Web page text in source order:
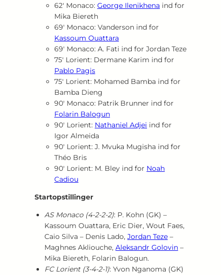
62′ Monaco: George Ilenikhena ind for
Mika Biereth
69′ Monaco: Vanderson ind for
Kassoum Ouattara
69′ Monaco: A. Fati ind for Jordan Teze
75′ Lorient: Dermane Karim ind for
Pablo Pagis
75′ Lorient: Mohamed Bamba ind for
Bamba Dieng
90′ Monaco: Patrik Brunner ind for
Folarin Balogun
90′ Lorient: Nathaniel Adjei ind for
Igor Almeida
90′ Lorient: J. Mvuka Mugisha ind for
Théo Bris
90′ Lorient: M. Bley ind for Noah
Cadiou
Startopstillinger
AS Monaco (4‑2‑2‑2): P. Kohn (GK) –
Kassoum Ouattara, Eric Dier, Wout Faes,
Caio Silva – Denis Lado, Jordan Teze –
Maghnes Akliouche, Aleksandr Golovin –
Mika Biereth, Folarin Balogun.
FC Lorient (3‑4‑2‑1): Yvon Nganoma (GK)